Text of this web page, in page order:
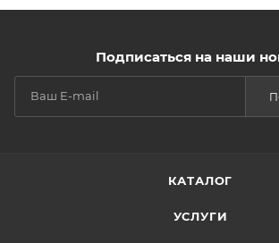
Подписаться на наши
КАТАЛОГ
УСЛУГИ